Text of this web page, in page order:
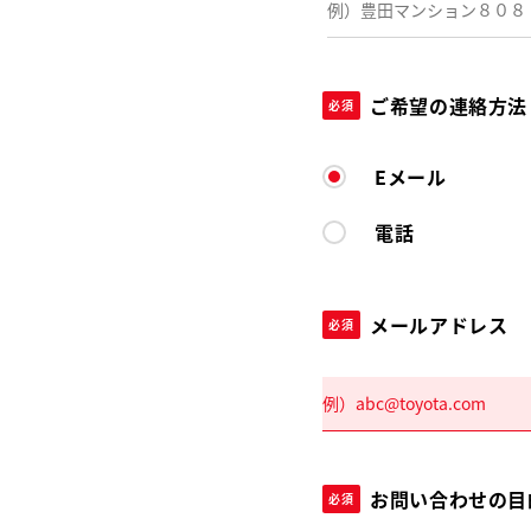
必須 ご希望の連絡方法
Eメール
電話
必須 メールアドレス
必須 お問い合わせの